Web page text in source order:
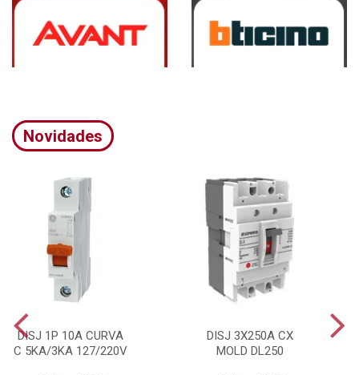
Novidades
DISJ 1P 10A CURVA
C 5KA/3KA 127/220V
DISJ 3X250A CX
MOLD DL250